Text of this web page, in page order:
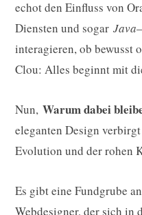
echot den Einfluss von
Diensten und sogar Java
interagieren, ob bewusst
Clou: Alles beginnt mit
Nun, Warum dabei
eleganten Design
Evolution und der rohen
Es gibt eine Fundgrube
Webdesigner, der sich in